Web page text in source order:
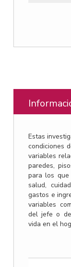
Estas
condiciones
variables
paredes,
para los que
salud,
gastos e
variables
del jefe o
vida en el